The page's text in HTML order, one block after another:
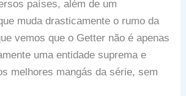
países, além de um
muda drasticamente o rumo da
vemos que o Getter não é apenas
uma entidade suprema e
melhores mangás da série, sem